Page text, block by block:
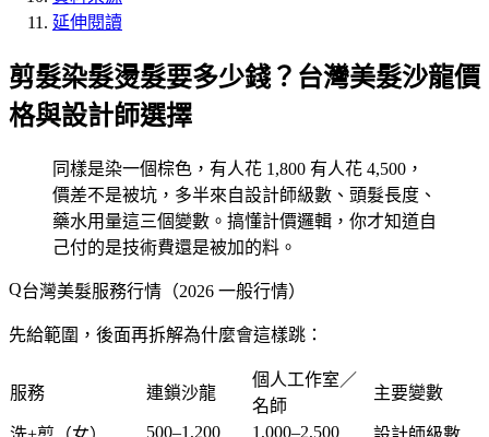
延伸閱讀
剪髮染髮燙髮要多少錢？台灣美髮沙龍價
格與設計師選擇
同樣是染一個棕色，有人花 1,800 有人花 4,500，
價差不是被坑，多半來自設計師級數、頭髮長度、
藥水用量這三個變數。搞懂計價邏輯，你才知道自
己付的是技術費還是被加的料。
台灣美髮服務行情（2026 一般行情）
先給範圍，後面再拆解為什麼會這樣跳：
服務 連鎖沙龍
個人工作室／
名師
主要變數
500–1,200 1,000–2,500